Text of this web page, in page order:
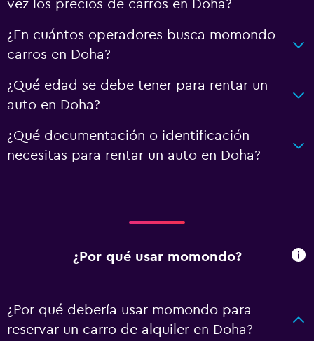
vez los precios de carros en Doha?
¿En cuántos operadores busca momondo
carros en Doha?
¿Qué edad se debe tener para rentar un
auto en Doha?
¿Qué documentación o identificación
necesitas para rentar un auto en Doha?
¿Por qué usar momondo?
¿Por qué debería usar momondo para
reservar un carro de alquiler en Doha?